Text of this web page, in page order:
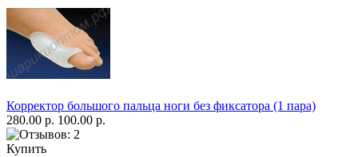
Корректор большого пальца ноги без фиксатора (1 пара)
280.00 р. 100.00 р.
Купить